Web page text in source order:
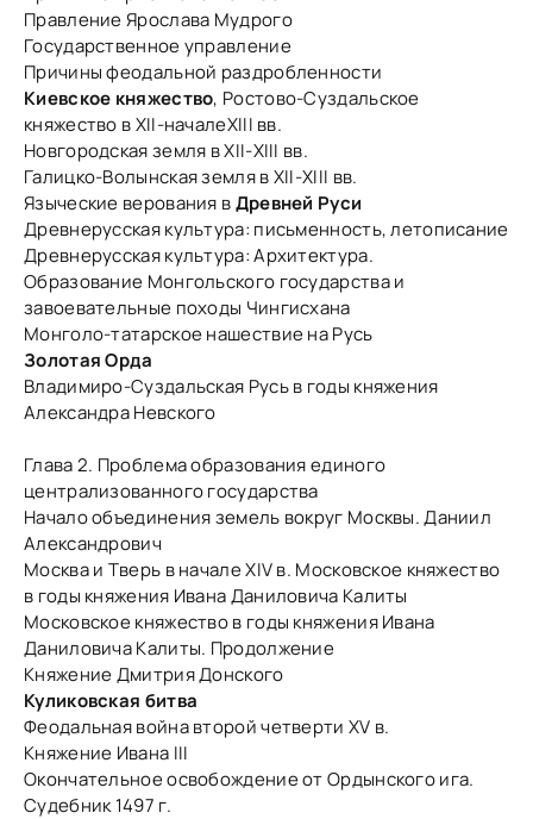
Правление Ярослава Мудрого
Государственное управление
Причины феодальной раздробленности
Киевское княжество, Ростово-Суздальское
княжество в ХII-началеХIII вв.
Новгородская земля в ХII-ХIII вв.
Галицко-Волынская земля в ХII-ХIII вв.
Языческие верования вДревней Руси
Древнерусская культура: письменность, летописание
Древнерусская культура: Архитектура.
Образование Монгольского государства и
завоевательные походы Чингисхана
Монголо-татарское нашествие на Русь
Золотая Орда
Владимиро-Суздальская Русь в годы княжения
Александра Невского
Глава 2. Проблема образования единого
централизованного государства
Начало объединения земель вокруг Москвы. Даниил
Александрович
Москва и Тверь в начале ХIV в. Московское княжество
в годы княжения Ивана Даниловича Калиты
Московское княжество в годы княжения Ивана
Даниловича Калиты. Продолжение
Княжение Дмитрия Донского
Куликовская битва
Феодальная война второй четверти ХV в.
Княжение Ивана III
Окончательное освобождение от Ордынского ига.
Судебник 1497 г.